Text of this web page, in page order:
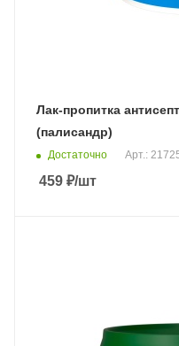
Лак-пропитка
(палисандр)
Достаточно Арт.:
459 ₽/шт